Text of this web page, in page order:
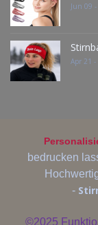
Jun 09
Apr 21 -
bedrucken
-
©2025